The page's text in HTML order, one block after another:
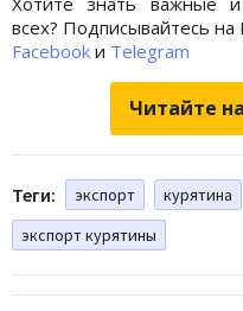
всех? Подписывайтесь на
Facebook и Telegram
Читайте
Теги: экспорт курятина
экспорт курятины